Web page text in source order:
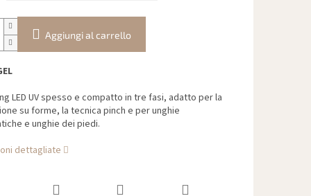
Aggiungi al carrello
LED UV spesso e compatto in tre fasi, adatto per la
su forme, la tecnica pinch e per unghie
e unghie dei piedi.
dettagliate